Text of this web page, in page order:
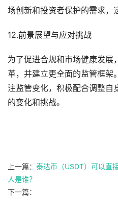
场创新和投资者保护的需求，
12.前景展望与应对挑战
为了促进合规和市场健康发展
革，并建立更全面的监管框架
注监管变化，积极配合调整自
的变化和挑战。
上一篇： 泰达币（USDT）可以直
人是谁？
下一篇：